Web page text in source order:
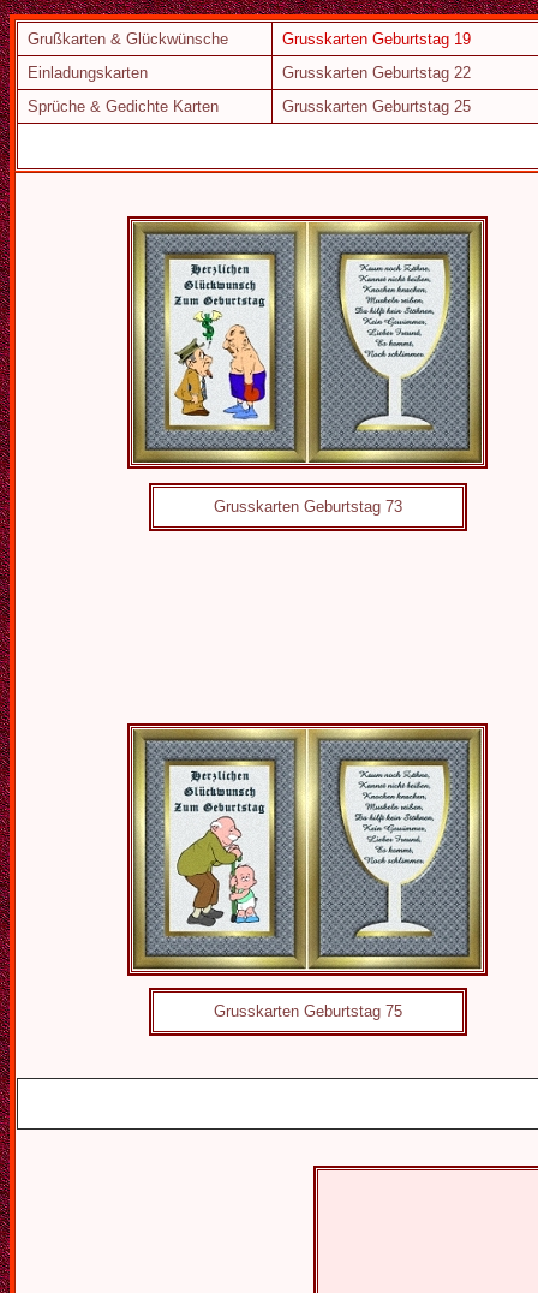
Grußkarten & Glückwünsche
Grusskarten Geburtstag 19
Einladungskarten
Grusskarten Geburtstag 22
Sprüche & Gedichte Karten
Grusskarten Geburtstag 25
Grusskarten Geburtstag 73
Grusskarten Geburtstag 75